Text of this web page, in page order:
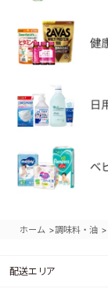
ホーム >調味料・油 >
配送エリア